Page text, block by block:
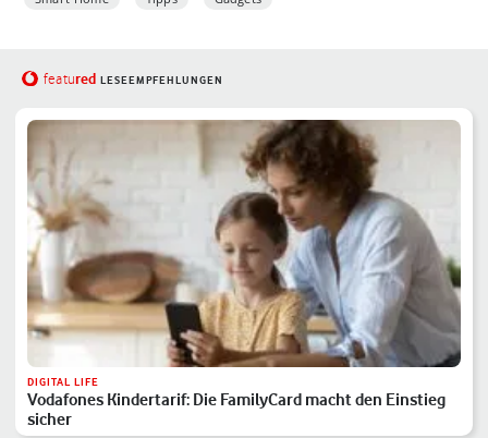
featured LESEEMPFEHLUNGEN
DIGITAL LIFE
Vodafones Kindertarif: Die FamilyCard macht den Einstieg
sicher